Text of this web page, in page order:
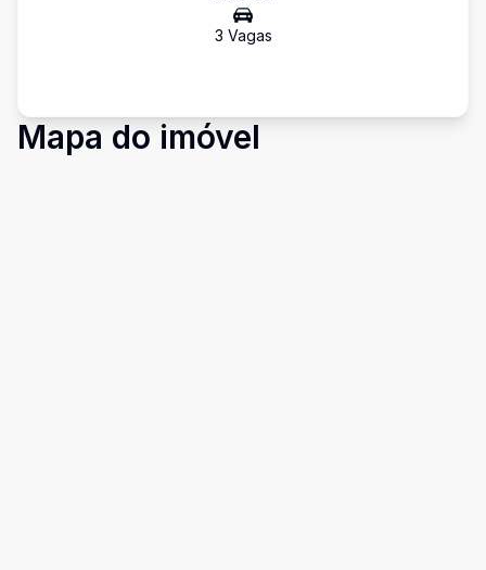
3 Vagas
Mapa do imóvel